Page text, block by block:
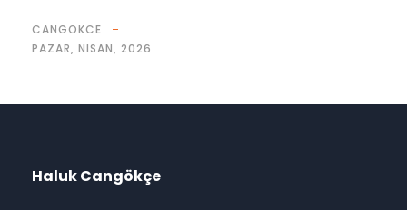
CANGOKCE
PAZAR, NISAN, 2026
Haluk Cangökçe